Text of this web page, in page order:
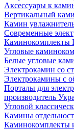
Аксессуары к
Вертикальный
Камин
Современные
Каминокомплекты
Угловые
Белые угловые
Электрокамин со
Электрокамины с
Порталы для
производитель
Угловой
Камины
Каминокомплекты